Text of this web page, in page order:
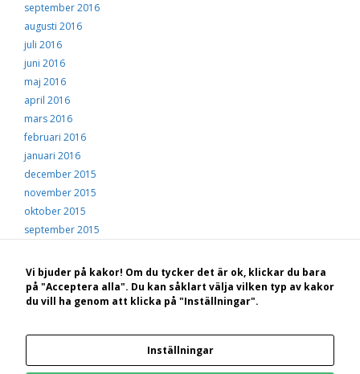
september 2016
augusti 2016
juli 2016
juni 2016
maj 2016
april 2016
mars 2016
februari 2016
januari 2016
december 2015
november 2015
oktober 2015
september 2015
juli 2015
juni 2015
maj 2015
© 2026 Hälsingekusten• Byggt med
Bakom Hälsingekusten.se står: STF Hotell, konferens och vandrarhem Hudiksvall
Vi bjuder på kakor! Om du tycker det är ok, klickar du bara
på "Acceptera alla". Du kan såklart välja vilken typ av kakor
du vill ha genom att klicka på "Inställningar".
Inställningar